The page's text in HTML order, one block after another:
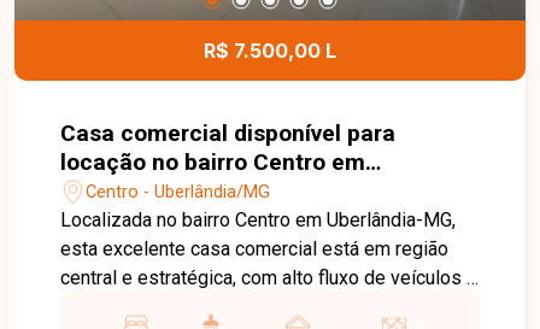
R$ 7.500,00 L
Casa comercial disponível para
locação no bairro Centro em
Uberlândia-MG
Centro - Uberlândia/MG
Localizada no bairro Centro em Uberlândia-MG,
esta excelente casa comercial está em região
central e estratégica, com alto fluxo de veículos e